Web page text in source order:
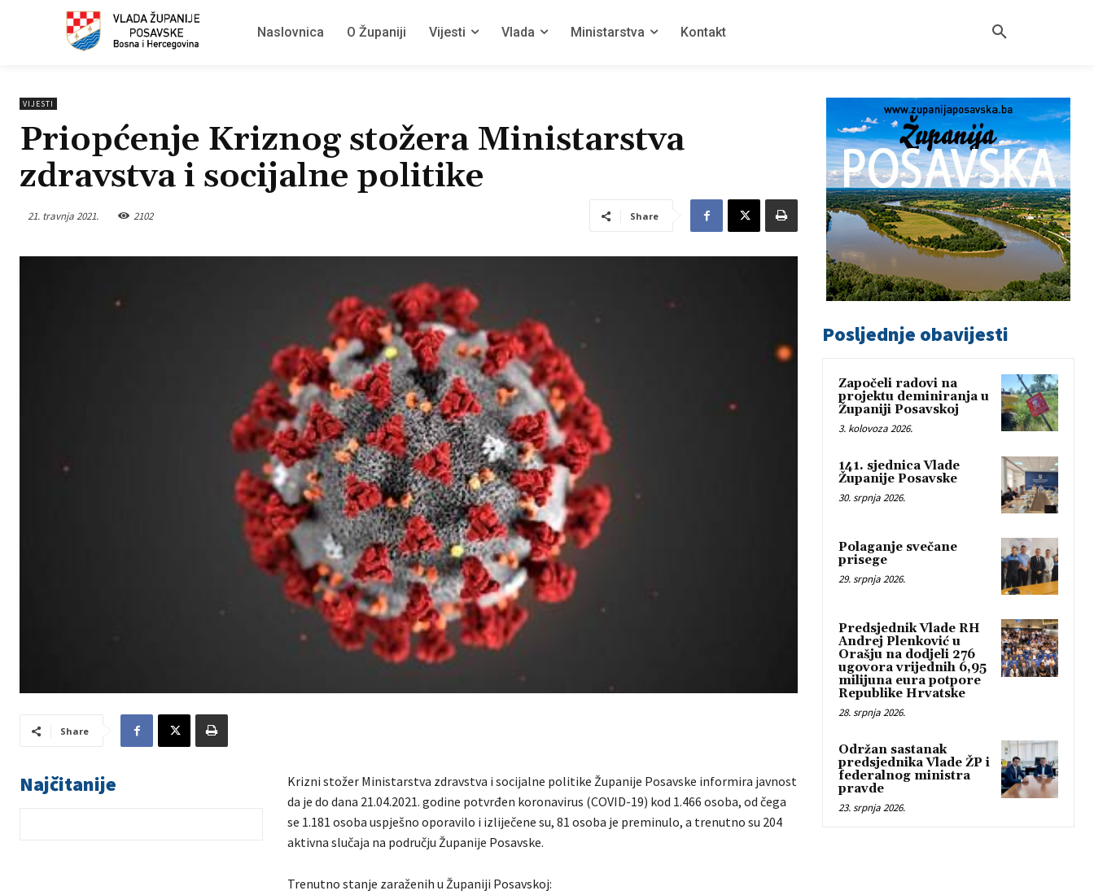
Naslovnica O Županiji Vijesti Vlada Ministarstva Kontakt
VIJESTI
Priopćenje Kriznog stožera Ministarstva
zdravstva i socijalne politike
21. travnja 2021. 2102 Share
Share
Najčitanije
Krizni stožer Ministarstva zdravstva i socijalne politike Županije Posavske informira javnost
da je do dana 21.04.2021. godine potvrđen koronavirus (COVID-19) kod 1.466 osoba, od čega
se 1.181 osoba uspješno oporavilo i izliječene su, 81 osoba je preminulo, a trenutno su 204
aktivna slučaja na području Županije Posavske.
Trenutno stanje zaraženih u Županiji Posavskoj:
Posljednje obavijesti
Započeli radovi na
projektu deminiranja u
Županiji Posavskoj
3. kolovoza 2026.
141. sjednica Vlade
Županije Posavske
30. srpnja 2026.
Polaganje svečane
prisege
29. srpnja 2026.
Predsjednik Vlade RH
Andrej Plenković u
Orašju na dodjeli 276
ugovora vrijednih 6,95
milijuna eura potpore
Republike Hrvatske
28. srpnja 2026.
Održan sastanak
predsjednika Vlade ŽP i
federalnog ministra
pravde
23. srpnja 2026.